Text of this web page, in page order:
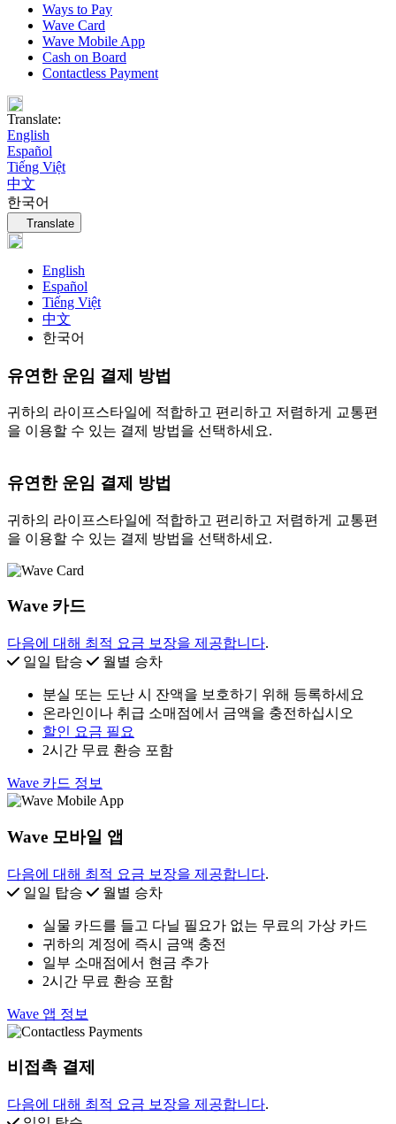
Ways to Pay
Wave Card
Wave Mobile App
Cash on Board
Contactless Payment
Translate:
English
Español
Tiếng Việt
中文
한국어
Language navigation
Translate
English
Español
Tiếng Việt
中文
한국어
유연한 운임 결제 방법
귀하의 라이프스타일에 적합하고 편리하고 저렴하게 교통편
을 이용할 수 있는 결제 방법을 선택하세요.
유연한 운임 결제 방법
귀하의 라이프스타일에 적합하고 편리하고 저렴하게 교통편
을 이용할 수 있는 결제 방법을 선택하세요.
Wave 카드
다음에 대해 최적 요금 보장을 제공합니다.
일일 탑승
월별 승차
분실 또는 도난 시 잔액을 보호하기 위해 등록하세요
온라인이나 취급 소매점에서 금액을 충전하십시오
할인 요금 필요
2시간 무료 환승 포함
Wave 카드 정보
Wave 모바일 앱
다음에 대해 최적 요금 보장을 제공합니다.
일일 탑승
월별 승차
실물 카드를 들고 다닐 필요가 없는 무료의 가상 카드
귀하의 계정에 즉시 금액 충전
일부 소매점에서 현금 추가
2시간 무료 환승 포함
Wave 앱 정보
비접촉 결제
다음에 대해 최적 요금 보장을 제공합니다.